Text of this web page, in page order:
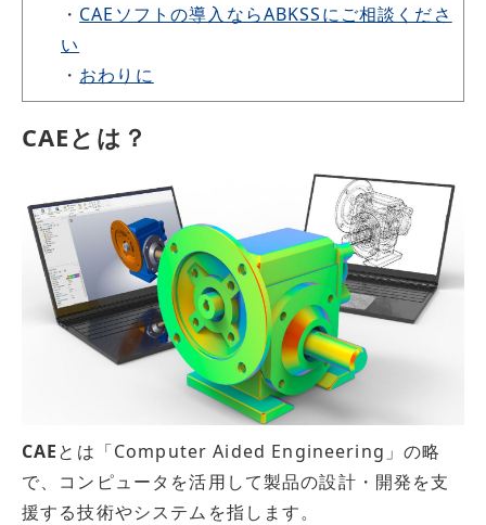
・ CAEソフトの導入ならABKSSにご相談くださ
い
・ おわりに
CAEとは？
CAEとは「Computer Aided Engineering」の略
で、コンピュータを活用して製品の設計・開発を支
援する技術やシステムを指します。